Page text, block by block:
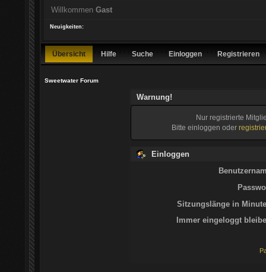
Willkommen Gast
Neuigkeiten:
Übersicht Hilfe Suche Einloggen Registrieren
Sweetwater Forum
Warnung!
Nur registrierte
Bitte einloggen oder
Einloggen
Sitzungslänge in
Immer eingeloggt